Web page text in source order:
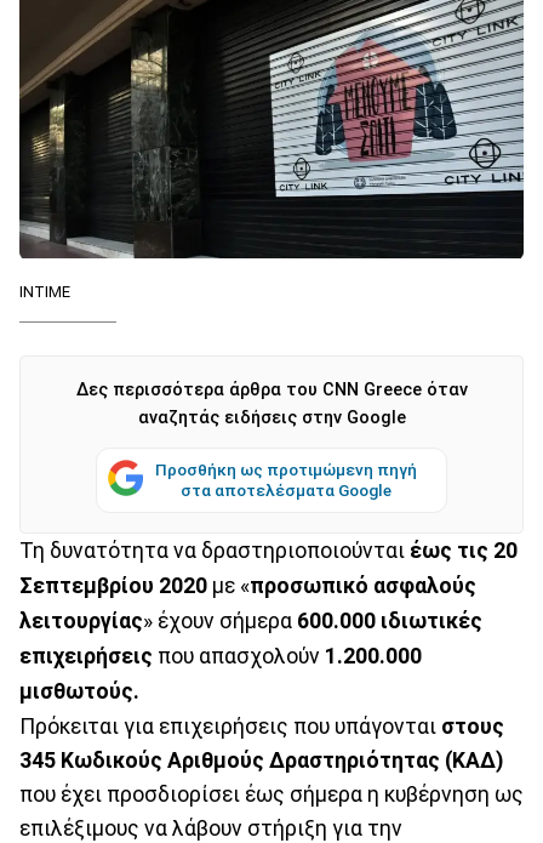
ΙΝΤΙΜΕ
Δες περισσότερα άρθρα του CNN Greece όταν
αναζητάς ειδήσεις στην Google
Προσθήκη ως προτιμώμενη πηγή
στα αποτελέσματα Google
Τη δυνατότητα να δραστηριοποιούνται έως τις 20
Σεπτεμβρίου 2020 με «προσωπικό ασφαλούς
λειτουργίας» έχουν σήμερα 600.000 ιδιωτικές
επιχειρήσεις που απασχολούν 1.200.000
μισθωτούς.
Πρόκειται για επιχειρήσεις που υπάγονται στους
345 Κωδικούς Αριθμούς Δραστηριότητας (ΚΑΔ)
που έχει προσδιορίσει έως σήμερα η κυβέρνηση ως
επιλέξιμους να λάβουν στήριξη για την